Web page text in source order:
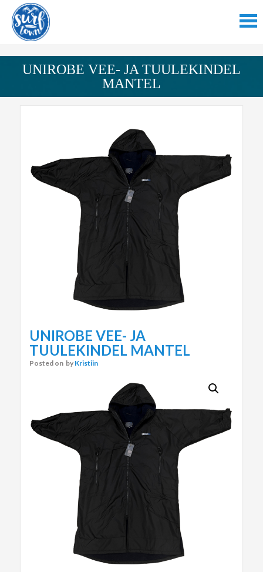
UNIROBE VEE- JA TUULEKINDEL
MANTEL
UNIROBE VEE- JA
TUULEKINDEL MANTEL
Posted on by Kristiin